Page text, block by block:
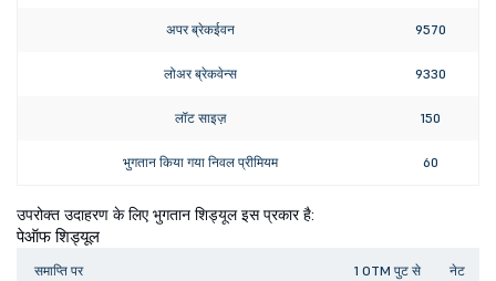
अपर ब्रेकईवन 9570
लोअर ब्रेकवेन्स 9330
लॉट साइज़ 150
भुगतान किया गया निवल प्रीमियम 60
उपरोक्त उदाहरण के लिए भुगतान शिड्यूल इस प्रकार है:
पेऑफ शिड्यूल
समाप्ति पर
1 OTM पुट से
नेट